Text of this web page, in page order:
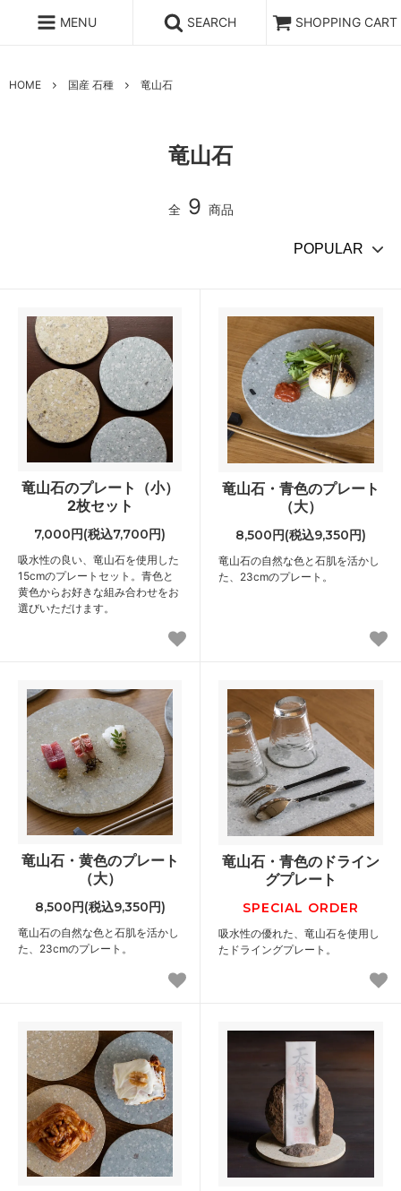
MENU SEARCH SHOPPING CART
HOME 国産 石種 竜山石
竜山石
全 9 商品
竜山石のプレート（小）
2枚セット
7,000円(税込7,700円)
吸水性の良い、竜山石を使用した
15cmのプレートセット。青色と
黄色からお好きな組み合わせをお
選びいただけます。
竜山石・青色のプレート
（大）
8,500円(税込9,350円)
竜山石の自然な色と石肌を活かし
た、23cmのプレート。
竜山石・黄色のプレート
（大）
8,500円(税込9,350円)
竜山石の自然な色と石肌を活かし
た、23cmのプレート。
竜山石・青色のドライン
グプレート
SPECIAL ORDER
吸水性の優れた、竜山石を使用し
たドライングプレート。